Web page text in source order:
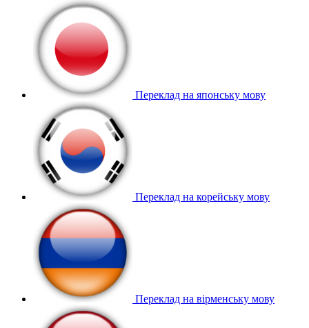
Переклад на японську мову
Переклад на корейську мову
Переклад на вірменську мову